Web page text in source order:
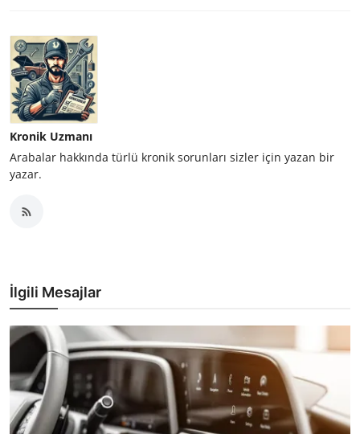
Kronik Uzmanı
Arabalar hakkında türlü kronik sorunları sizler için yazan bir
yazar.
İlgili Mesajlar